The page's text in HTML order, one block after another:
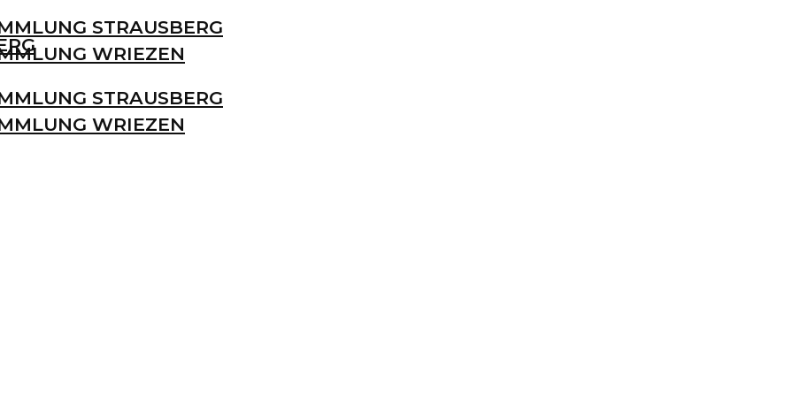
STRAUSBERG
WRIEZEN
STRAUSBERG
WRIEZEN